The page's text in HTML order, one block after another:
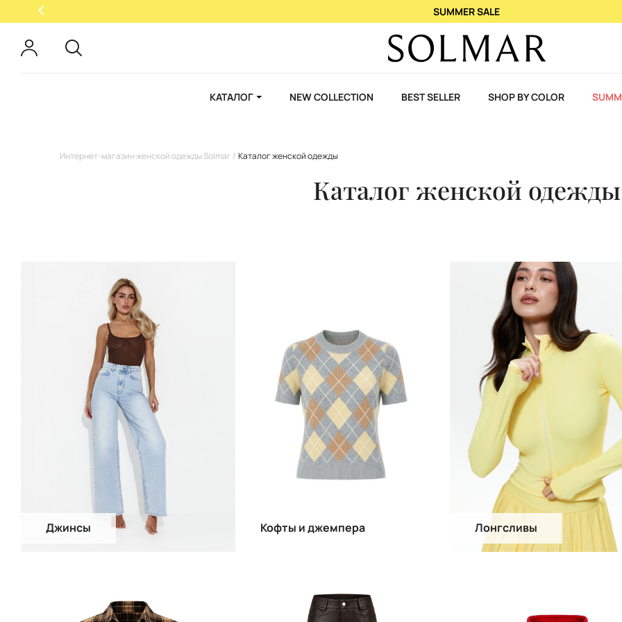
При покупке 2 ароматов – 3-й в подарок!
КАТАЛОГ NEW COLLECTION BEST SELLER SHOP BY COLOR
Интернет-магазин женской одежды Solmar Каталог женской одежды
Каталог женской одежды
Джинсы Кофты и джемпера Лонгсливы